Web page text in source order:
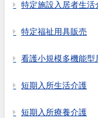
特定施設入居者生活
特定福祉用具販売
看護小規模多機能型
短期入所生活介護
短期入所療養介護